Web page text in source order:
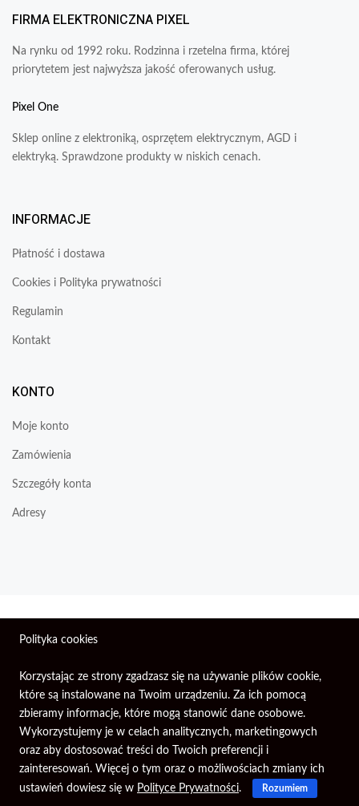
Konto Koszyk
FIRMA ELEKTRONICZNA PIXEL
Na rynku od 1992 roku. Rodzinna i rzetelna firma, której
priorytetem jest najwyższa jakość oferowanych usług.
Pixel One
Sklep online z elektroniką, osprzętem elektrycznym, AGD i
elektryką. Sprawdzone produkty w niskich cenach.
INFORMACJE
Płatność i dostawa
Cookies i Polityka prywatności
Regulamin
Kontakt
KONTO
Moje konto
Zamówienia
Szczegóły konta
Adresy
Wszelkie prawa zastrzeżone © 2026 | Firma Elektroniczna
Polityka cookies
Korzystając ze strony zgadzasz się na używanie plików cookie,
które są instalowane na Twoim urządzeniu. Za ich pomocą
zbieramy informacje, które mogą stanowić dane osobowe.
Wykorzystujemy je w celach analitycznych, marketingowych
oraz aby dostosować treści do Twoich preferencji i
zainteresowań. Więcej o tym oraz o możliwościach zmiany ich
ustawień dowiesz się w Polityce Prywatności. Rozumiem